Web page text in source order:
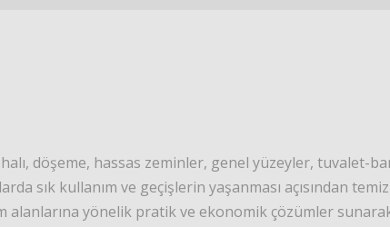
döşeme, hassas zeminler, genel yüzeyler, tuvalet-
sık kullanım ve geçişlerin yaşanması açısından
alanlarına yönelik pratik ve ekonomik çözümler